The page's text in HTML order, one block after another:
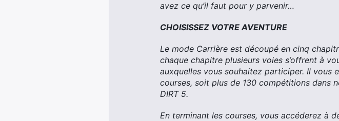
avez ce qu’il faut pour y parvenir…
CHOISISSEZ VOTRE AVENTURE
Le mode Carrière est découpé en cinq
chaque chapitre plusieurs voies s’offrent à
auxquelles vous souhaitez participer. Il vous
courses, soit plus de 130 compétitions dans
DIRT 5.
En terminant les courses, vous accéderez à